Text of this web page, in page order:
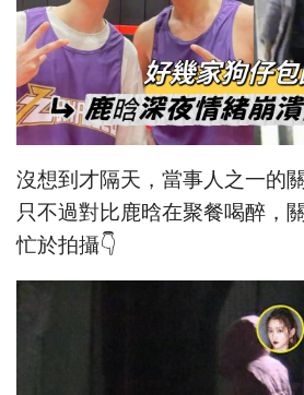
沒想到才隔天，當事人之一的
只不過對比鹿晗在聚餐喝醉，
忙於拍攝👇